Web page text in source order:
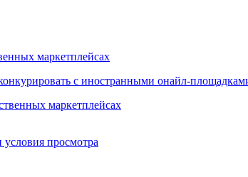
маркетплейсах
с иностранными онайл-
просмотра